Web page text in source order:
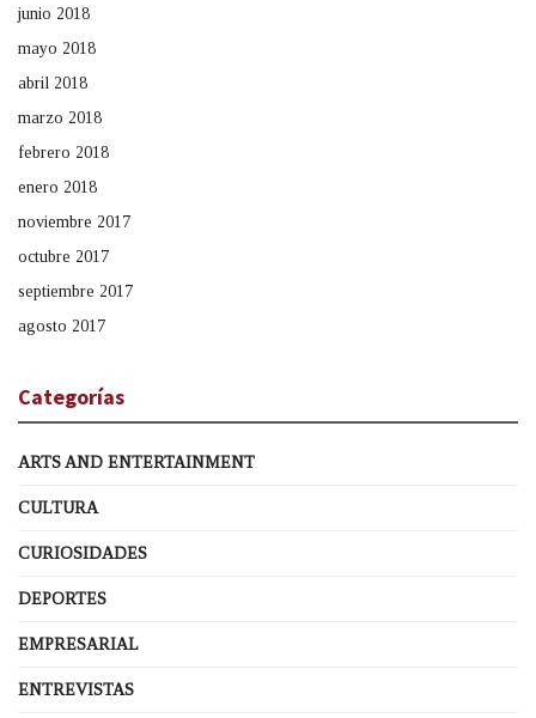
junio 2018
mayo 2018
abril 2018
marzo 2018
febrero 2018
enero 2018
noviembre 2017
octubre 2017
septiembre 2017
agosto 2017
Categorías
ARTS AND ENTERTAINMENT
CULTURA
CURIOSIDADES
DEPORTES
EMPRESARIAL
ENTREVISTAS